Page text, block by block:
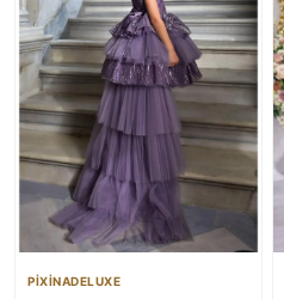
PİXİNADELUXE